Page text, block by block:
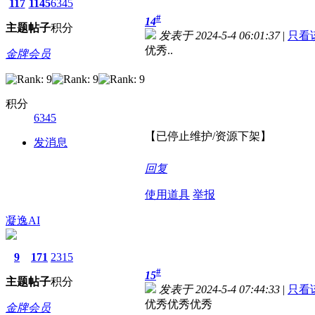
117
主题
1145
帖子
6345
积分
金牌会员
积分
6345
发消息
14#
发表于 2024-5-4 06:01:37 | 只看
优秀..
【已停止维护/资源下架】
回复
使用道具 举报
凝逸AI
9
主题
171
帖子
2315
积分
金牌会员
15#
发表于 2024-5-4 07:44:33 | 只看
优秀优秀优秀